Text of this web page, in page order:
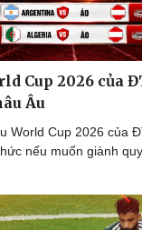
Cup 2026 của
Âu
World Cup 2026 của
nếu muốn giành